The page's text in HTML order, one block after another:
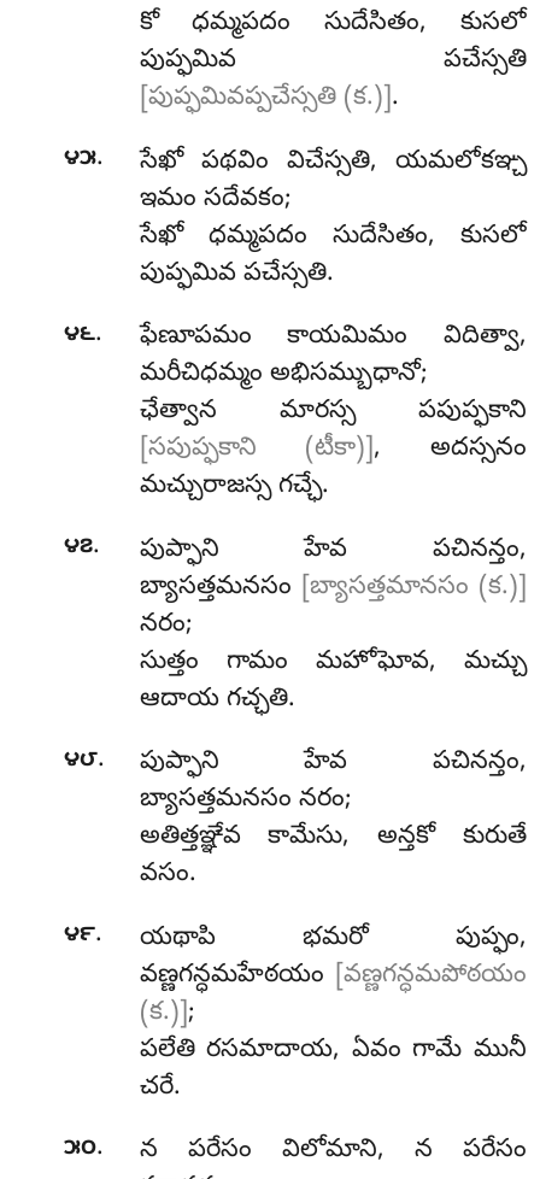
కో ధమ్మపదం సుదేసితం, కుసలో
పుప్ఫమివ పచేస్సతి
[పుప్ఫమివప్పచేస్సతి (క.)] .
౪౫.
సేఖో పథవిం విచేస్సతి, యమలోకఞ్చ
ఇమం సదేవకం;
సేఖో ధమ్మపదం సుదేసితం, కుసలో
పుప్ఫమివ పచేస్సతి.
౪౬. ఫేణూపమంకాయమిమం విదిత్వా,
మరీచిధమ్మం అభిసమ్బుధానో;
ఛేత్వాన మారస్స పపుప్ఫకాని
[సపుప్ఫకాని (టీకా)] , అదస్సనం
మచ్చురాజస్స గచ్ఛే.
౪౭.
పుప్ఫాని హేవ పచినన్తం,
బ్యాసత్తమనసం [బ్యాసత్తమానసం (క.)]
నరం;
సుత్తం గామం మహోఘోవ, మచ్చు
ఆదాయ గచ్ఛతి.
౪౮.
పుప్ఫాని హేవ పచినన్తం,
బ్యాసత్తమనసం నరం;
అతిత్తఞ్ఞేవ కామేసు, అన్తకో కురుతే
వసం.
౪౯.
యథాపి భమరో పుప్ఫం,
వణ్ణగన్ధమహేఠయం
[వణ్ణగన్ధమపోఠయం
(క.)] ;
పలేతి రసమాదాయ, ఏవం గామే మునీ
చరే.
౫౦.
న పరేసం విలోమాని, న పరేసం